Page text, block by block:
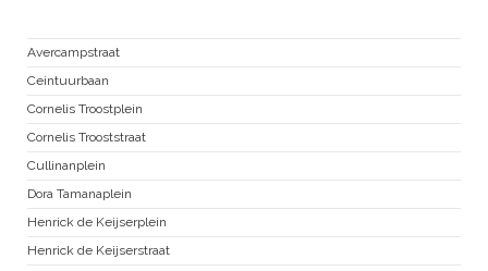
Avercampstraat
Ceintuurbaan
Cornelis Troostplein
Cornelis Trooststraat
Cullinanplein
Dora Tamanaplein
Henrick de Keijserplein
Henrick de Keijserstraat